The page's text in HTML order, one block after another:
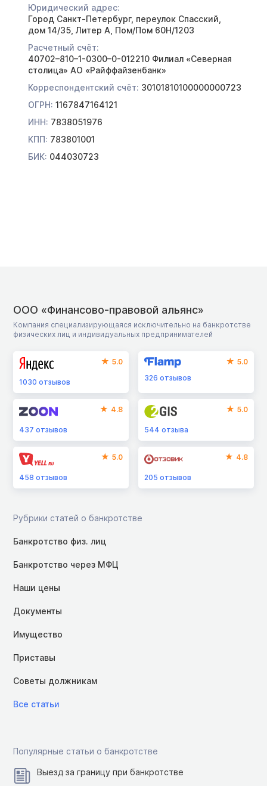
Юридический адрес:
Город Санкт-Петербург, переулок Спасский,
дом 14/35, Литер А, Пом/Пом 60Н/1203
Расчетный счёт:
40702–810–1-0300–0-012210 Филиал «Северная
столица» АО «Райффайзенбанк»
Корреспондентский счёт: 30101810100000000723
ОГРН: 1167847164121
ИНН: 7838051976
КПП: 783801001
БИК: 044030723
ООО «Финансово-правовой альянс»
Компания специализирующаяся исключительно на банкротстве
физических лиц и индивидуальных предпринимателей
5.0
1030 отзывов
5.0
326отзывов
4.8
437 отзывов
5.0
544отзыва
5.0
458 отзывов
4.8
205отзывов
Рубрики статей о банкротстве
Банкротство физ. лиц
Банкротство через МФЦ
Наши цены
Документы
Имущество
Приставы
Советы должникам
Все статьи
Популярные статьи о банкротстве
Выезд за границу при банкротстве